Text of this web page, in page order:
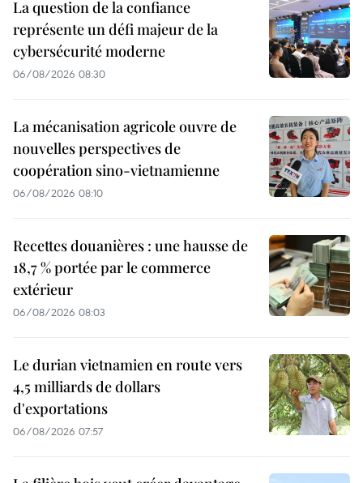
La question de la confiance
représente un défi majeur de la
cybersécurité moderne
06/08/2026 08:30
La mécanisation agricole ouvre de
nouvelles perspectives de
coopération sino-vietnamienne
06/08/2026 08:10
Recettes douanières : une hausse de
18,7 % portée par le commerce
extérieur
06/08/2026 08:03
Le durian vietnamien en route vers
4,5 milliards de dollars
d'exportations
06/08/2026 07:57